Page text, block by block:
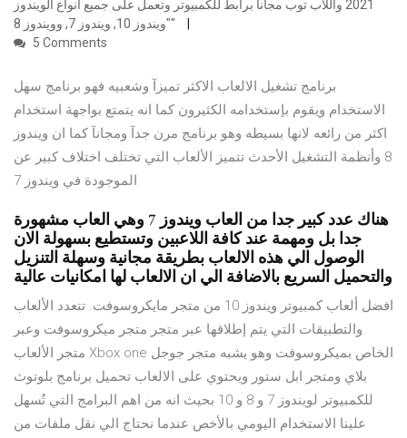
2021 واللاب توب مجانا برابط للكمبيوتر وتعمل على جميع انواع الويندوز
"ويندوز 10, ويندوز 7, وويندوز 8"
5 Comments
برنامج تشغيل الالعاب الاكثر تميزآ وشعبيه فهو برنامج سهل
الاستخدام ويقوم بإستخدامه الكثيرون كما انه يتمتع بواجهة استخدام
اكثر من رائعه لانها بسيطه وهو برنامج مرن جدآ ومجانآ كما ان ويندوز
8 وأنظمة التشغيل الأحدث تتميز الألعاب التي تختلف اختلاف كبير عن
الموجودة في ويندوز 7
هناك عدد كبير جدا من العاب ويندوز 7 وهي العاب مشهورة
جدا بل ومهمة عند كافة اللاعبين وتستطيع بسهولة الان
الوصول الي هذه الالعاب بطريقة مجانية وسهلة التنزيل
والتحميل السريع بالاضافة الي ان الالعاب لها امكانيات عالية
افضل ألعاب كمبيوتر ويندوز 10 من متجر مايكروسوفت. تتعدد الألعاب
والتطبيقات التي يتم إطلاقها عبر متجر متجر ميكروسوفت وعبر
متجر الألعاب Xbox one الخاص بميكروسوفت وهو يشبه متجر جوجل
بلاي ومتجر ابل ستور ويحتوي على الالعاب تحميل برنامج بلوتوث
للكمبيوتر لويندوز 7 و 8 و 10 بحيث انه من اهم البرامج التي تُسهل
علينا الاستخدام اليومي بالأخص عندما نحتاج الي نقل ملفات من